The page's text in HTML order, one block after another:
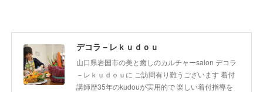
デコラ－レｋｕｄｏｕ
山口県岩国市の美と癒しのカルチャーsalon デコラ
－レｋｕｄｏｕに ご訪問有り難うございます 着付
講師歴35年のkudouが実用的で 楽しい着付指導を